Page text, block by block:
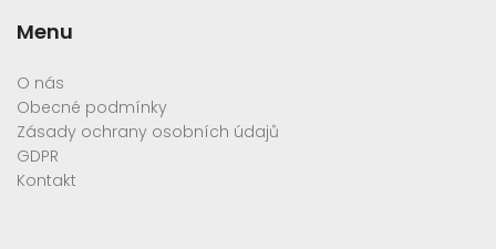
Menu
O nás
Obecné podmínky
Zásady ochrany osobních údajů
GDPR
Kontakt